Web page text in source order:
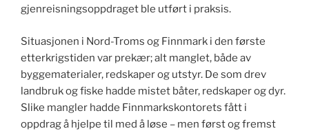
gjenreisningsoppdraget ble utført i praksis.
Situasjonen i Nord-Troms og Finnmark i den første
etterkrigstiden var prekær; alt manglet, både av
byggematerialer, redskaper og utstyr. De som drev
landbruk og fiske hadde mistet båter, redskaper og dyr.
Slike mangler hadde Finnmarkskontorets fått i
oppdrag å hjelpe til med å løse – men først og fremst